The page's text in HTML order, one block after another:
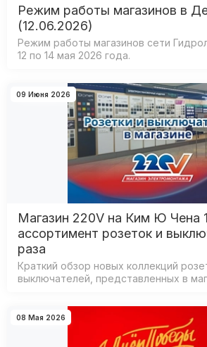
Режим работы магазинов в
(12.06.2026)
Режим работы магазинов сети
12 по 14 мая 2026 года.
09 Июня 2026
Магазин 220V на Ким Ю Чена
ассортимент розеток и
раза
Краткий обзор новых коллекций
выключателей, представленных в
08 Мая 2026